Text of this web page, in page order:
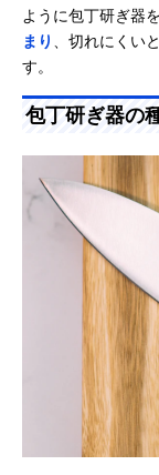
ように包丁研ぎ器
まり
、切れにくい
す。
包丁研ぎ器の